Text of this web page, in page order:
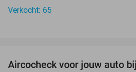
Verkocht: 65
Aircocheck voor jouw auto